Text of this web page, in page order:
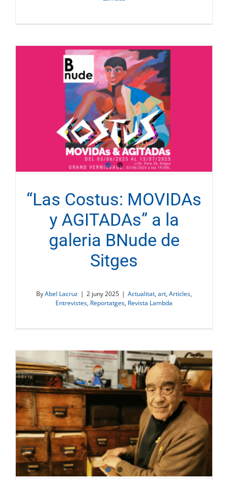
“Las Costus: MOVIDAs
y AGITADAs” a la
galeria BNude de
Sitges
ByAbel Lacruz | 2 juny 2025 | Actualitat, art, Articles,
Entrevistes, Reportatges, Revista Lambda